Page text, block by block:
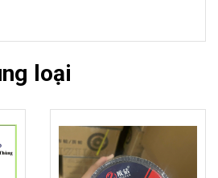
loại